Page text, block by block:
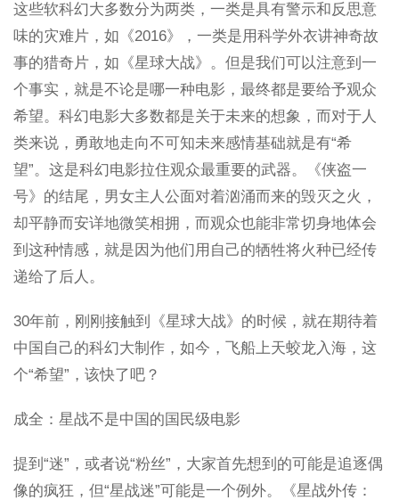
这些软科幻大多数分为两类，一类是具有警示和反思意
味的灾难片，如《2016》，一类是用科学外衣讲神奇故
事的猎奇片，如《星球大战》。但是我们可以注意到一
个事实，就是不论是哪一种电影，最终都是要给予观众
希望。科幻电影大多数都是关于未来的想象，而对于人
类来说，勇敢地走向不可知未来感情基础就是有“希
望”。这是科幻电影拉住观众最重要的武器。《侠盗一
号》的结尾，男女主人公面对着汹涌而来的毁灭之火，
却平静而安详地微笑相拥，而观众也能非常切身地体会
到这种情感，就是因为他们用自己的牺牲将火种已经传
递给了后人。
30年前，刚刚接触到《星球大战》的时候，就在期待着
中国自己的科幻大制作，如今，飞船上天蛟龙入海，这
个“希望”，该快了吧？
成全：星战不是中国的国民级电影
提到“迷”，或者说“粉丝”，大家首先想到的可能是追逐偶
像的疯狂，但“星战迷”可能是一个例外。《星战外传：